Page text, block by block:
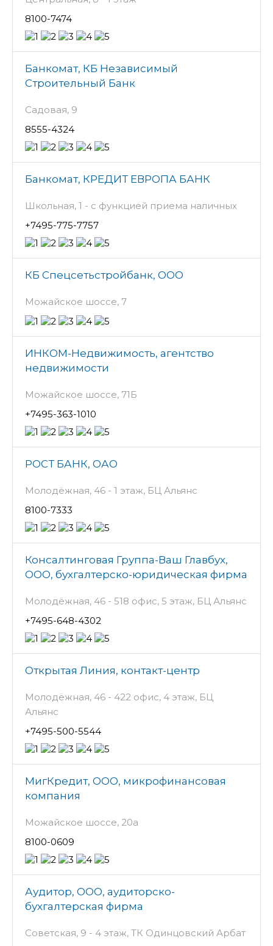
8100-7474
Банкомат, КБ Независимый
Строительный Банк
Садовая, 9
8555-4324
Банкомат, КРЕДИТ ЕВРОПА БАНК
Школьная, 1 - с функцией приема наличных
+7495-775-7757
КБ Спецсетьстройбанк, ООО
Можайское шоссе, 7
ИНКОМ-Недвижимость, агентство
недвижимости
Можайское шоссе, 71Б
+7495-363-1010
РОСТ БАНК, ОАО
Молодёжная, 46 - 1 этаж, БЦ Альянс
8100-7333
Консалтинговая Группа-Ваш Главбух,
ООО, бухгалтерско-юридическая фирма
Молодёжная, 46 - 518 офис, 5 этаж, БЦ Альянс
+7495-648-4302
Открытая Линия, контакт-центр
Молодёжная, 46 - 422 офис, 4 этаж, БЦ
Альянс
+7495-500-5544
МигКредит, ООО, микрофинансовая
компания
Можайское шоссе, 20а
8100-0609
Аудитор, ООО, аудиторско-
бухгалтерская фирма
Советская, 9 - 4 этаж, ТК Одинцовский Арбат